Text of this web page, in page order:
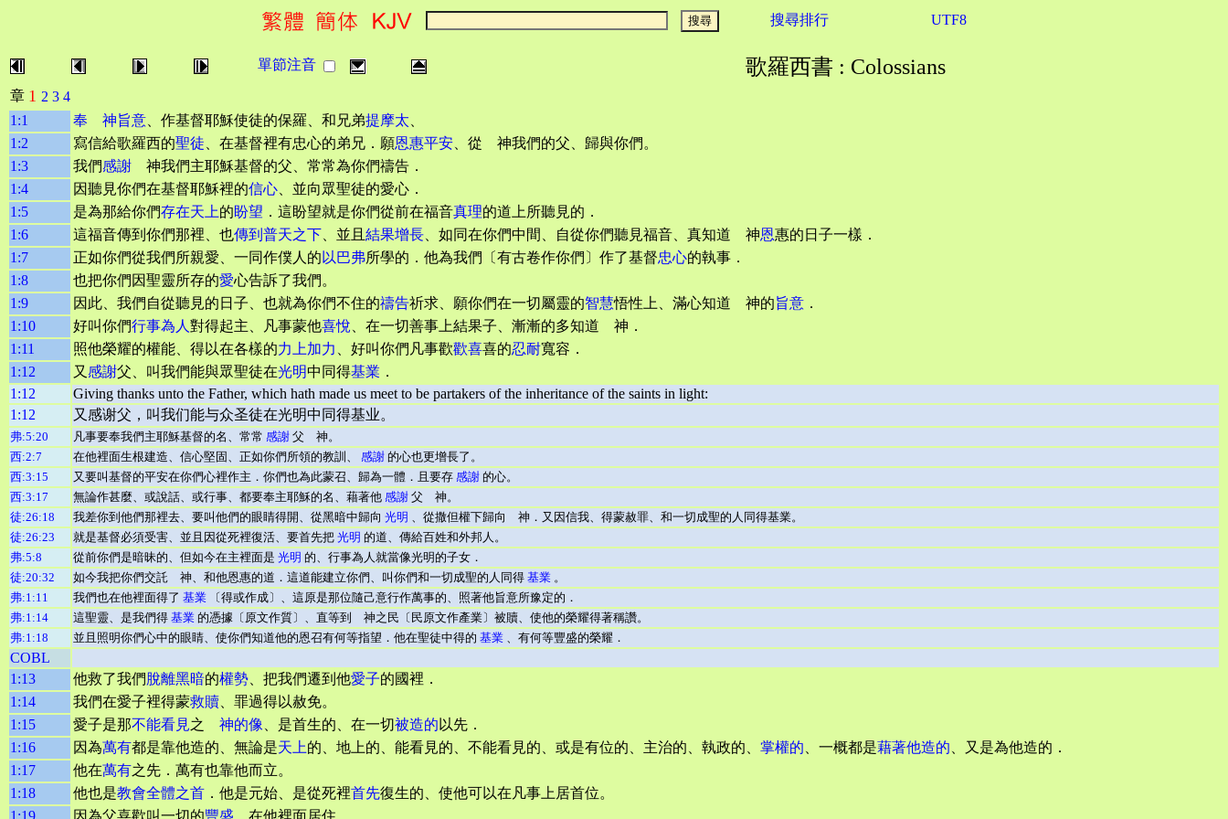
搜尋排行 UTF8
單節注音 歌羅西書 : Colossians
章 1 2 3 4
1:1
奉 神旨意 、作基督耶穌使徒的保羅、和兄弟提摩太
1:2
寫信給歌羅西的聖徒 、在基督裡有忠心的弟兄．願恩惠平安 、從 神我們的父、歸與你們。
1:3
我們感謝 神我們主耶穌基督的父、常常為你們禱告．
1:4
因聽見你們在基督耶穌裡的信心 、並向眾聖徒的愛心．
1:5
是為那給你們存在天上的盼望 ．這盼望就是你們從前在福音真理的道上所聽見的．
1:6
這福音傳到你們那裡、也傳到普天之下 、並且 結果增長 、如同在你們中間、自從你們聽見福音、真知道 神恩惠的日子一樣．
1:7
正如你們從我們所親愛、一同作僕人的 以巴弗所學的．他為我們〔有古卷作你們〕作了基督忠心的執事．
1:8
也把你們因聖靈所存的愛心告訴了我們。
1:9
因此、我們自從聽見的日子、也就為你們不住的禱告祈求、願你們在一切屬靈的智慧悟性上、滿心知道 神的旨意 ．
1:10
好叫你們行事為人 對得起主、凡事蒙他喜悅 、在一切善事上結果子、漸漸的多知道 神．
1:11
照他榮耀的權能、得以在各樣的力上加力 、好叫你們凡事歡歡喜喜的忍耐寬容．
1:12
又 感謝父、叫我們能與眾聖徒在光明中同得基業 ．
1:12
Giving thanks unto the Father, which hath made us meet to be partakers of the inheritance of the saints in light:
1:12
又感谢父，叫我们能与众圣徒在光明中同得基业。
弗:5:20 凡事要奉我們主耶穌基督的名、常常 感謝 父 神。
西:2:7
在他裡面生根建造、信心堅固、正如你們所領的教訓、 感謝 的心也更增長了。
西:3:15
又要叫基督的平安在你們心裡作主．你們也為此蒙召、歸為一體．且要存 感謝 的心。
西:3:17
無論作甚麼、或說話、或行事、都要奉主耶穌的名、藉著他 感謝 父 神。
徒:26:18
我差你到他們那裡去、要叫他們的眼睛得開、從黑暗中歸向 光明 、從撒但權下歸向 神．又因信我、得蒙赦罪、和一切成聖的人同得基業。
徒:26:23
就是基督必須受害、並且因從死裡復活、要首先把 光明 的道、傳給百姓和外邦人。
弗:5:8
從前你們是暗昧的、但如今在主裡面是 光明 的、行事為人就當像光明的子女．
徒:20:32
如今我把你們交託 神、和他恩惠的道．這道能建立你們、叫你們和一切成聖的人同得 基業 。
弗:1:11
我們也在他裡面得了 基業 〔得或作成〕、這原是那位隨己意行作萬事的、照著他旨意所豫定的．
弗:1:14
這聖靈、是我們得 基業 的憑據〔原文作質〕、直等到 神之民〔民原文作產業〕被贖、使他的榮耀得著稱讚。
弗:1:18
並且照明你們心中的眼睛、使你們知道他的恩召有何等指望．他在聖徒中得的 基業 、有何等豐盛的榮耀．
COBL
1:13
他救了我們脫離黑暗的權勢 、把我們遷到他愛子的國裡．
1:14
我們在愛子裡得蒙救贖 、罪過得以赦免。
1:15
愛子是那不能看見之 神的像 、是首生的、在一切被造的 以先．
1:16
因為萬有都是靠他造的、無論是天上的、地上的、能看見的、不能看見的、或是有位的、主治的、執政的、 掌權的 、一概都是藉著他造的 、又是為他造的．
1:17
他在萬有之先．萬有也靠他而立。
1:18
他也是教會全體之首 ．他是元始、是從死裡首先復生的、使他可以在凡事上居首位。
1:19
因為父喜歡叫一切的豐盛 、在他裡面居住。